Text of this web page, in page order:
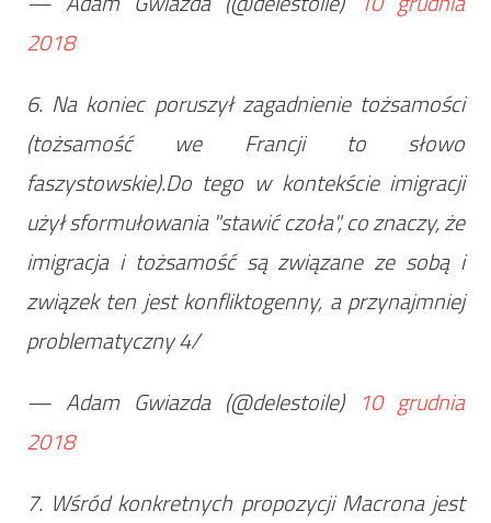
2018
6. Na koniec poruszył zagadnienie tożsamości
(tożsamość we Francji to słowo
faszystowskie).Do tego w kontekście imigracji
użył sformułowania "stawić czoła", co znaczy, że
imigracja i tożsamość są związane ze sobą i
związek ten jest konfliktogenny, a przynajmniej
problematyczny 4/
— Adam Gwiazda (@delestoile) 10 grudnia
2018
7. Wśród konkretnych propozycji Macrona jest